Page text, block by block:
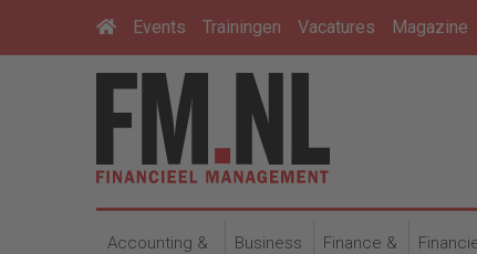
Events Trainingen Vacatures Magazine
Accounting &
Business
Finance &